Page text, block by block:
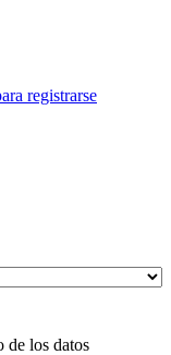
registrarse
de los datos